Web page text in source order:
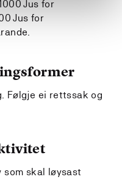
Jus for
Jus for
Følgje ei rettssak og
skal løysast